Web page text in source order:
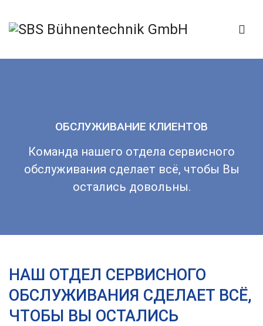
ОБСЛУЖИВАНИЕ КЛИЕНТОВ
Команда нашего отдела сервисного
обслуживания сделает всё, чтобы Вы
остались довольны.
НАШ ОТДЕЛ СЕРВИСНОГО
ОБСЛУЖИВАНИЯ СДЕЛАЕТ ВСЁ,
ЧТОБЫ ВЫ ОСТАЛИСЬ